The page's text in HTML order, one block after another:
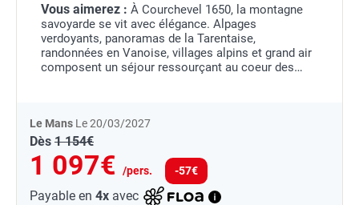
Vous aimerez : À Courchevel 1650, la montagne
savoyarde se vit avec élégance. Alpages
verdoyants, panoramas de la Tarentaise,
randonnées en Vanoise, villages alpins et grand air
composent un séjour ressourçant au coeur des
Le Mans Le 20/03/2027
Dès 1 154€
1 097€ /pers. -57€
Payable en 4x avec